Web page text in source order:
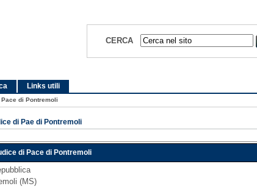
CERCA
Links utili
di Pontremoli
di Pae di Pontremoli
di Pace di Pontremoli
(MS)